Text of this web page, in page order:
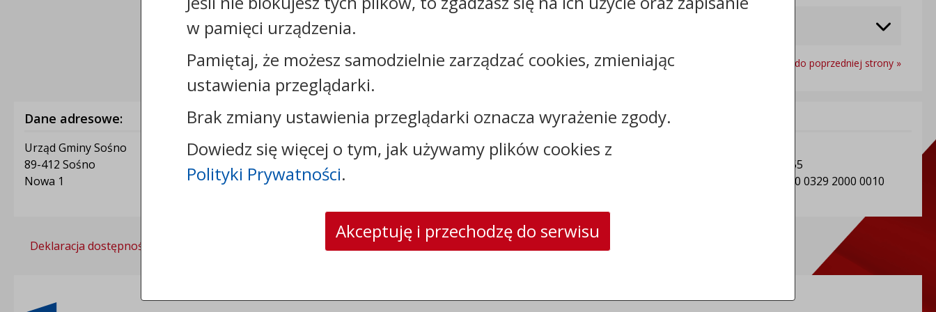
Rejestr zmian
Powrót do poprzedniej strony »
Dane adresowe:
Urząd Gminy Sośno
89-412 Sośno
Nowa 1
Kontakt:
tel.: +48523890110
e-mail:
sekretariat@sosno.pl
skrytka ePUAP: /0413032/SkrytkaESP
Informacje dodatkowe:
REGON: Gmina Sośno: 092350955
Numer konta: 91 8162 0003 0000 0329 2000 0010
Deklaracja dostępności
w pamięci urządzenia.
Pamiętaj, że możesz samodzielnie zarządzać cookies, zmieniając
ustawienia przeglądarki.
Brak zmiany ustawienia przeglądarki oznacza wyrażenie zgody.
Dowiedz się więcej o tym, jak używamy plików cookies z
Polityki Prywatności.
Akceptuję i przechodzę do serwisu